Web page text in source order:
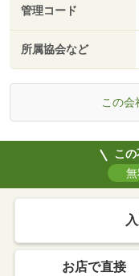
管理コード
所属協会など
この会
こ
お店で直接